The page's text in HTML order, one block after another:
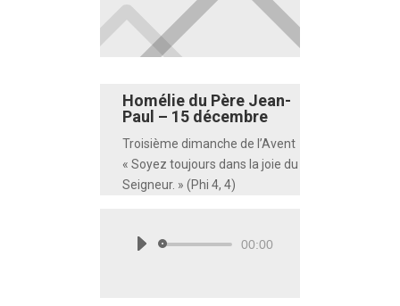
Homélie du Père Jean-
Paul – 15 décembre
Troisième dimanche de l’Avent
« Soyez toujours dans la joie du
Seigneur. » (Phi 4, 4)
Lecteur00:00